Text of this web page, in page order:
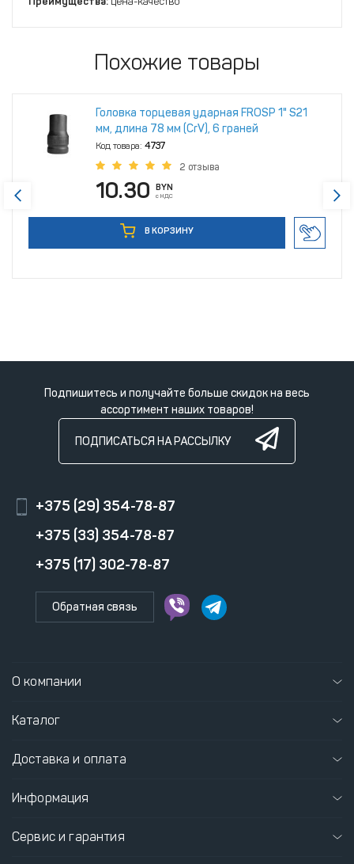
Похожие товары
Головка торцевая ударная FROSP 1" S21
мм, длина 78 мм (CrV), 6 граней
Код товара: 4737
2 отзыва
10.30 BYN
с НДС
В КОРЗИНУ
Подпишитесь и получайте больше скидок на весь
ассортимент наших товаров!
ПОДПИСАТЬСЯ НА РАССЫЛКУ
+375 (29) 354-78-87
+375 (33) 354-78-87
+375 (17) 302-78-87
Обратная связь
О компании
Каталог
Доставка и оплата
Информация
Сервис и гарантия